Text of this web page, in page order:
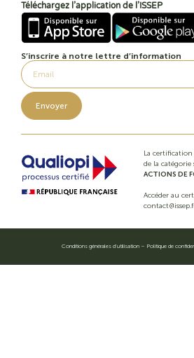
Téléchargez l’application de l’ISSEP
S’inscrire à notre lettre d’information
Envoyer
La
de la catégorie
ACTIONS DE
Accéder au
Conditions générales d’utilisation – Politique de